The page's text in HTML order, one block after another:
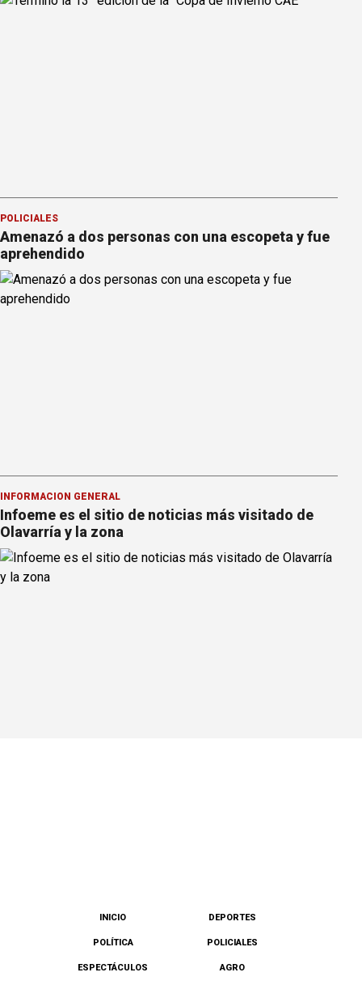
POLICIALES
Amenazó a dos personas con una escopeta y fue
aprehendido
INFORMACION GENERAL
Infoeme es el sitio de noticias más visitado de
Olavarría y la zona
INICIO DEPORTES
POLÍTICA POLICIALES
ESPECTÁCULOS AGRO